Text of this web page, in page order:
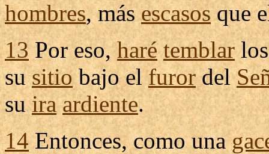
hombres, másescasosque
13Por eso,haré temblar
susitiobajo elfurordel
suira ardiente.
14Entonces, como una